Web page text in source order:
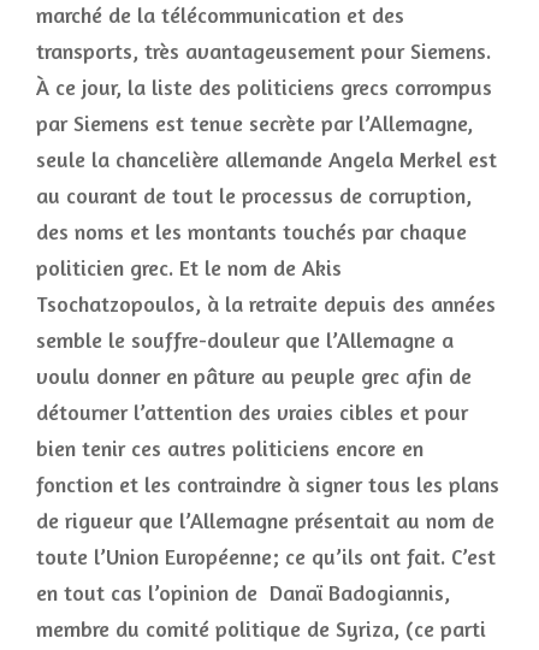
marché de la télécommunication et des
transports, très avantageusement pour Siemens.
À ce jour, la liste des politiciens grecs corrompus
par Siemens est tenue secrète par l’Allemagne,
seule la chancelière allemande Angela Merkel est
au courant de tout le processus de corruption,
des noms et les montants touchés par chaque
politicien grec. Et le nom de Akis
Tsochatzopoulos, à la retraite depuis des années
semble le souffre-douleur que l’Allemagne a
voulu donner en pâture au peuple grec afin de
détourner l’attention des vraies cibles et pour
bien tenir ces autres politiciens encore en
fonction et les contraindre à signer tous les plans
de rigueur que l’Allemagne présentait au nom de
toute l’Union Européenne; ce qu’ils ont fait. C’est
en tout cas l’opinion de Danaï Badogiannis,
membre du comité politique de Syriza, (ce parti